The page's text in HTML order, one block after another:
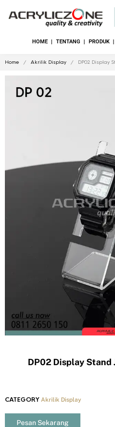
HOME TENTANG PRODUK
Home / Akrilik Display / DP02 Display
DP02 Display Stand
CATEGORY Akrilik Display
Pesan Sekarang